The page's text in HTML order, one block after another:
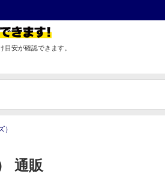
目安が確認できます。
通販